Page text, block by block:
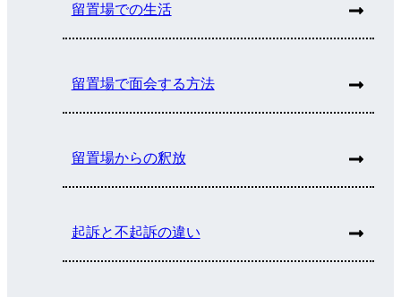
留置場での生活
留置場で面会する方法
留置場からの釈放
起訴と不起訴の違い